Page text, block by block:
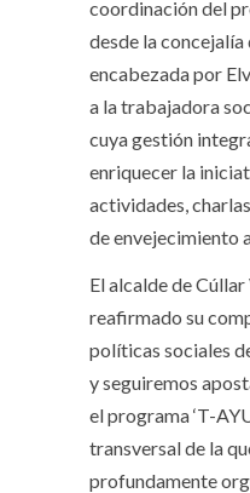
coordinación del
desde la concejalía
encabezada por
a la trabajadora
cuya gestión
enriquecer la
actividades,
de envejecimiento
El alcalde de Cúllar
reafirmado su
políticas sociales
y seguiremos
el programa ‘T-
transversal de la
profundamente